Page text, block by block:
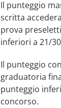
Il punteggio
scritta
prova
inferiori a 21/
Il punteggio
graduatoria
punteggio
concorso.